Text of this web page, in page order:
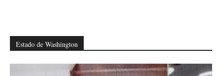
Estado de Washington